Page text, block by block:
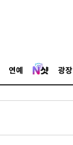
연예 광장